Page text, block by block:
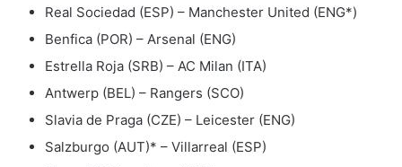
Real Sociedad (ESP) – Manchester United (ENG*)
Benfica (POR) – Arsenal (ENG)
Estrella Roja (SRB) – AC Milan (ITA)
Antwerp (BEL) – Rangers (SCO)
Slavia de Praga (CZE) – Leicester (ENG)
Salzburgo (AUT)* – Villarreal (ESP)